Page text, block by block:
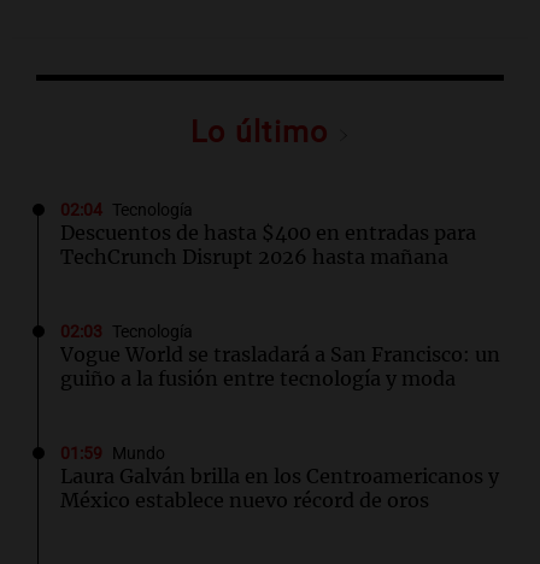
Lo último
02:04 Tecnología
Descuentos de hasta $400 en entradas para
TechCrunch Disrupt 2026 hasta mañana
02:03 Tecnología
Vogue World se trasladará a San Francisco: un
guiño a la fusión entre tecnología y moda
01:59 Mundo
Laura Galván brilla en los Centroamericanos y
México establece nuevo récord de oros